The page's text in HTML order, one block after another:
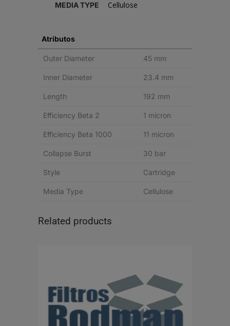
MEDIA TYPE Cellulose
Atributos
Outer Diameter 45 mm
Inner Diameter 23.4 mm
Length 192 mm
Efficiency Beta 2 1 micron
Efficiency Beta 1000 11 micron
Collapse Burst 30 bar
Style Cartridge
Media Type Cellulose
Related products